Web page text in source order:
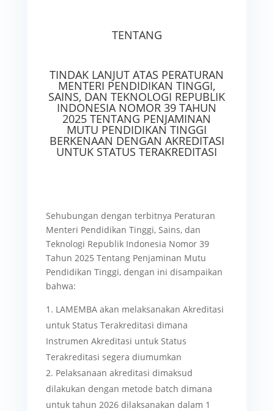
TENTANG
TINDAK LANJUT ATAS PERATURAN
MENTERI PENDIDIKAN TINGGI,
SAINS, DAN TEKNOLOGI REPUBLIK
INDONESIA NOMOR 39 TAHUN
2025 TENTANG PENJAMINAN
MUTU PENDIDIKAN TINGGI
BERKENAAN DENGAN AKREDITASI
UNTUK STATUS TERAKREDITASI
Sehubungan dengan terbitnya Peraturan
Menteri Pendidikan Tinggi, Sains, dan
Teknologi Republik Indonesia Nomor 39
Tahun 2025 Tentang Penjaminan Mutu
Pendidikan Tinggi, dengan ini disampaikan
bahwa:
LAMEMBA akan melaksanakan Akreditasi
untuk Status Terakreditasi dimana
Instrumen Akreditasi untuk Status
Terakreditasi segera diumumkan
Pelaksanaan akreditasi dimaksud
dilakukan dengan metode batch dimana
untuk tahun 2026 dilaksanakan dalam 1